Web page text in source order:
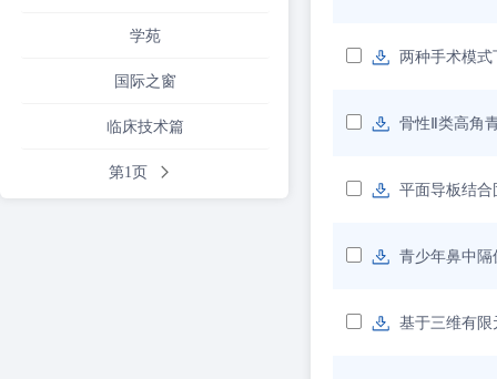
学苑
国际之窗
临床技术篇
第1页
两种手术模
骨性Ⅱ类高角
平面导板结
青少年鼻中
基于三维有